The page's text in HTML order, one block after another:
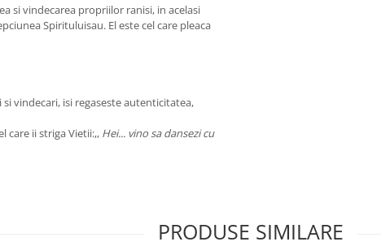
si vindecarea propriilor ranisi, in acelasi
Spirituluisau. El este cel care pleaca
vindecari, isi regaseste autenticitatea,
care ii striga Vietii:,, Hei... vino sa dansezi cu
PRODUSE SIMILARE